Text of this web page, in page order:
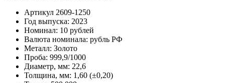
Артикул 2609-1250
Год выпуска: 2023
Номинал: 10 рублей
Валюта номинала: рубль РФ
Металл: Золото
Проба: 999,9/1000
Диаметр, мм: 22,6
Толщина, мм: 1,60 (±0,20)